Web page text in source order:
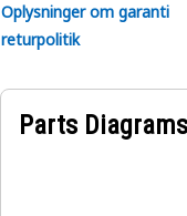
Oplysninger om garanti
returpolitik
Parts Diagrams